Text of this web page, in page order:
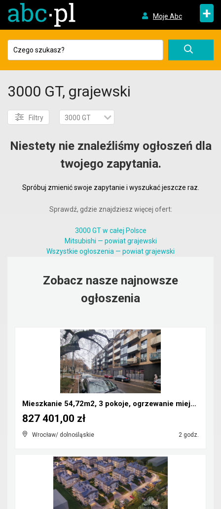
Moje Abc +
3000 GT, grajewski
Filtry 3000 GT
Niestety nie znaleźliśmy ogłoszeń dla
twojego zapytania.
Spróbuj zmienić swoje zapytanie i wyszukać jeszcze raz.
Sprawdź, gdzie znajdziesz więcej ofert:
3000 GT w całej Polsce
Mitsubishi — powiat grajewski
Wszystkie ogłoszenia — powiat grajewski
Zobacz nasze najnowsze
ogłoszenia
Mieszkanie 54,72m2, 3 pokoje, ogrzewanie miejskie/...
Wrocław/ dolnośląskie 2 godz.
827 401,00 zł